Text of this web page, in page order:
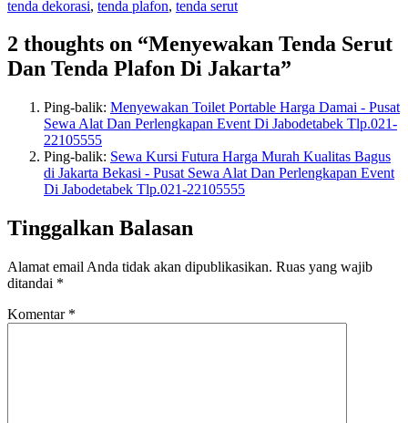
tenda dekorasi, tenda plafon, tenda serut
2 thoughts on “Menyewakan Tenda Serut
Dan Tenda Plafon Di Jakarta”
Ping-balik: Menyewakan Toilet Portable Harga Damai - Pusat
Sewa Alat Dan Perlengkapan Event Di Jabodetabek Tlp.021-
22105555
Ping-balik: Sewa Kursi Futura Harga Murah Kualitas Bagus
di Jakarta Bekasi - Pusat Sewa Alat Dan Perlengkapan Event
Di Jabodetabek Tlp.021-22105555
Tinggalkan Balasan
Alamat email Anda tidak akan dipublikasikan. Ruas yang wajib
ditandai *
Komentar *